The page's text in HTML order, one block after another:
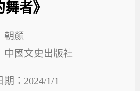
舞者》
朝顏
中國文史出版社
期：2024/1/1